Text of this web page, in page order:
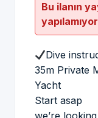
Bu ilanın
yapılamıyor
Dive
35m Private
Yacht
Start asap
we’re